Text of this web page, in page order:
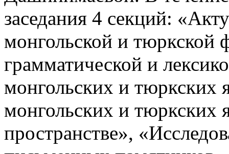
заседания 4 секций:
монгольской и тюркской
грамматической и
монгольских и тюркских
монгольских и тюркских
пространстве»,